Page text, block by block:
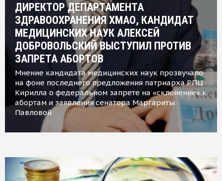
ДИРЕКТОР ДЕПАРТАМЕНТА
ЗДРАВООХРАНЕНИЯ ХМАО, КАНДИДАТ
МЕДИЦИНСКИХ НАУК АЛЕКСЕЙ
ДОБРОВОЛЬСКИЙ ВЫСТУПИЛ ПРОТИВ
ЗАПРЕТА АБОРТОВ
Мнение кандидата медицинских наук прозвучало
на фоне последнего предложения патриарха РПЦ
Кирилла о федеральном запрете на «склонение» к
абортам и заявления сенатора Маргариты
Павловой